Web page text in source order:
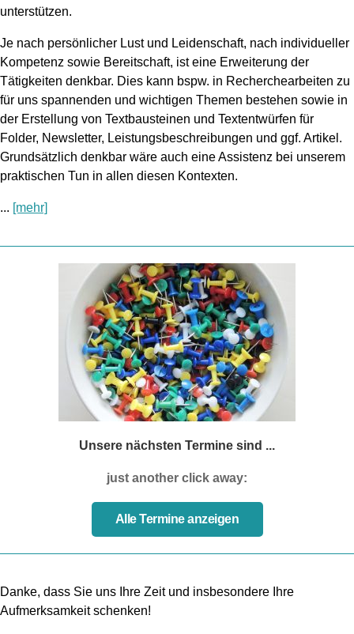
unterstützen.
Je nach persönlicher Lust und Leidenschaft, nach individueller
Kompetenz sowie Bereitschaft, ist eine Erweiterung der
Tätigkeiten denkbar. Dies kann bspw. in Recherchearbeiten zu
für uns spannenden und wichtigen Themen bestehen sowie in
der Erstellung von Textbausteinen und Textentwürfen für
Folder, Newsletter, Leistungsbeschreibungen und ggf. Artikel.
Grundsätzlich denkbar wäre auch eine Assistenz bei unserem
praktischen Tun in allen diesen Kontexten.
... [mehr]
Unsere nächsten Termine sind ...
just another click away:
Alle Termine anzeigen
Danke, dass Sie uns Ihre Zeit und insbesondere Ihre
Aufmerksamkeit schenken!